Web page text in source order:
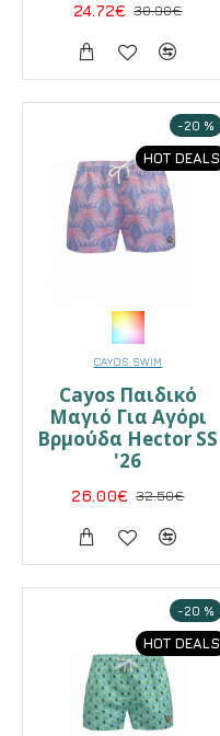
24.72€ 30.90€
HOT DEALS
-20 %
CAYOS SWIM
Cayos Παιδικό
Μαγιό Για Αγόρι
Βρμούδα Hector SS
'26
26.00€ 32.50€
HOT DEALS
-20 %